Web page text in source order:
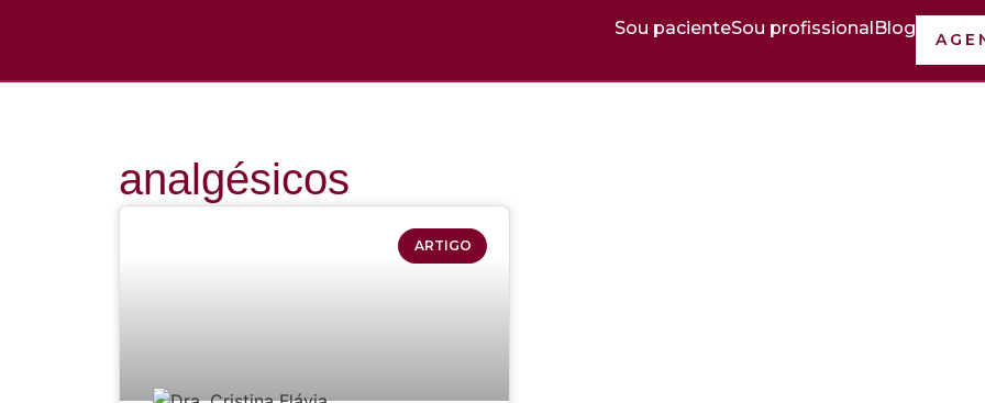
Sou pacienteSou profissionalBlog
analgésicos
ARTIGO